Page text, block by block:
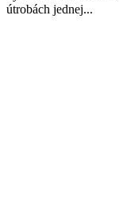
útrobách jednej...